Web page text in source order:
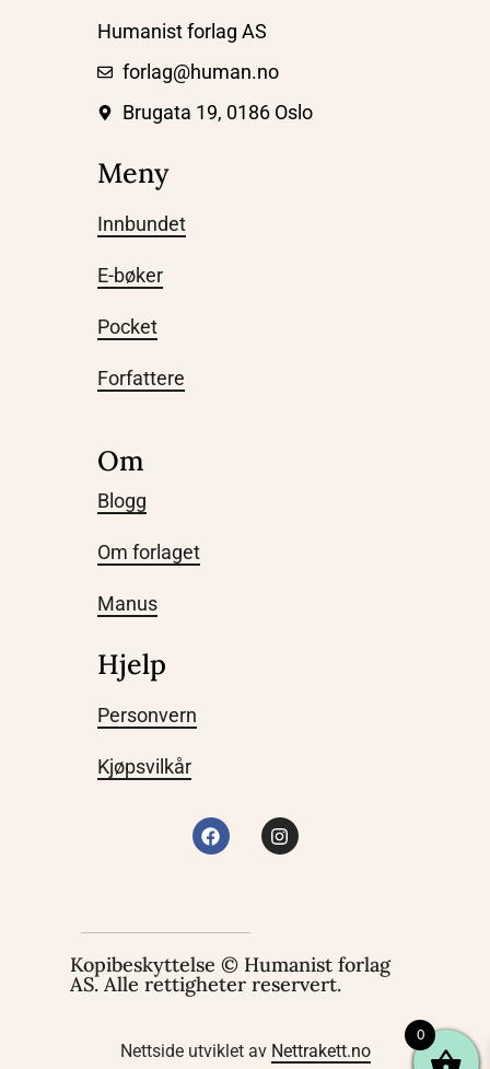
Humanist forlag AS
forlag@human.no
Brugata 19, 0186 Oslo
Meny
Innbundet
E-bøker
Pocket
Forfattere
Om
Blogg
Om forlaget
Manus
Hjelp
Personvern
Kjøpsvilkår
Kopibeskyttelse © Humanist forlag
AS. Alle rettigheter reservert.
Nettside utviklet av Nettrakett.no
0